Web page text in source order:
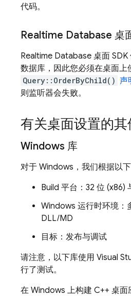
代码。
Realtime Database 桌
Realtime Database 桌面 SDK
数据库，因此您必须在桌面上
Query::OrderByChild() 声
则监听器会失败。
有关桌面设置的其
Windows 库
对于 Windows，我们根据以
Build 平台：32 位 (x86)
Windows 运行时环境：
DLL/MD
目标：发布与调试
请注意，以下库使用 Visual
行了测试。
在 Windows 上构建 C++ 桌